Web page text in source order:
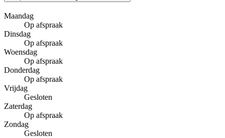
Maandag
Op afspraak
Dinsdag
Op afspraak
Woensdag
Op afspraak
Donderdag
Op afspraak
Vrijdag
Gesloten
Zaterdag
Op afspraak
Zondag
Gesloten